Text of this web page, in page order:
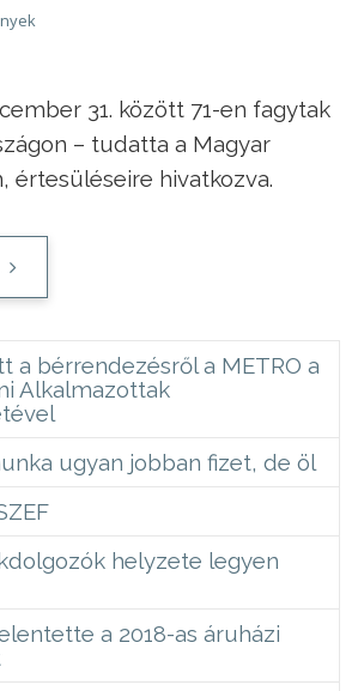
31. között 71-en fagytak
– tudatta a Magyar
értesüléseire hivatkozva.
a bérrendezésről a METRO a
Alkalmazottak
ugyan jobban fizet, de öl
helyzete legyen
a 2018-as áruházi